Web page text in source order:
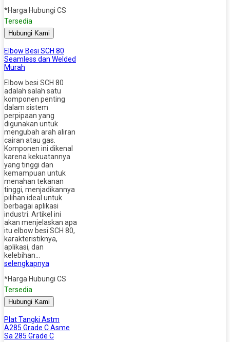
*Harga Hubungi CS
Tersedia
Hubungi Kami
Elbow Besi SCH 80
Seamless dan Welded
Murah
Elbow besi SCH 80
adalah salah satu
komponen penting
dalam sistem
perpipaan yang
digunakan untuk
mengubah arah aliran
cairan atau gas.
Komponen ini dikenal
karena kekuatannya
yang tinggi dan
kemampuan untuk
menahan tekanan
tinggi, menjadikannya
pilihan ideal untuk
berbagai aplikasi
industri. Artikel ini
akan menjelaskan apa
itu elbow besi SCH 80,
karakteristiknya,
aplikasi, dan
kelebihan…
selengkapnya
*Harga Hubungi CS
Tersedia
Hubungi Kami
Plat Tangki Astm
A285 Grade C Asme
Sa 285 Grade C